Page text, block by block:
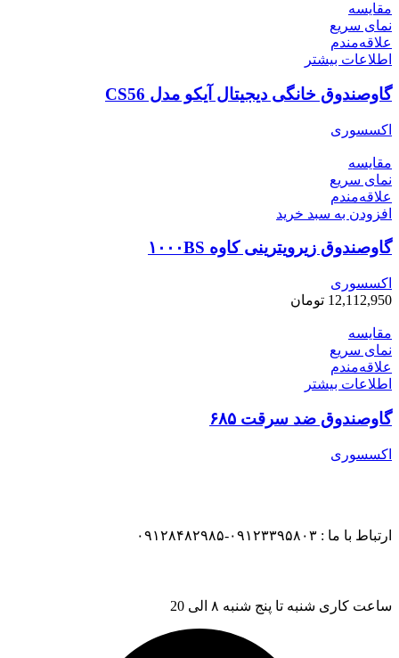
مقایسه
نمای سریع
علاقه‌مندم
اطلاعات بیشتر
گاوصندوق خانگی دیجیتال آیکو مدل CS56
اکسسوری
مقایسه
نمای سریع
علاقه‌مندم
افزودن به سبد خرید
گاوصندوق زیرویترینی کاوه ۱۰۰۰BS
اکسسوری
12,112,950 تومان
مقایسه
نمای سریع
علاقه‌مندم
اطلاعات بیشتر
گاوصندوق ضد سرقت ۶۸۵
اکسسوری
ارتباط با ما : ۰۹۱۲۳۳۹۵۸۰۳-۰۹۱۲۸۴۸۲۹۸۵
ساعت کاری شنبه تا پنج شنبه ۸ الی 20